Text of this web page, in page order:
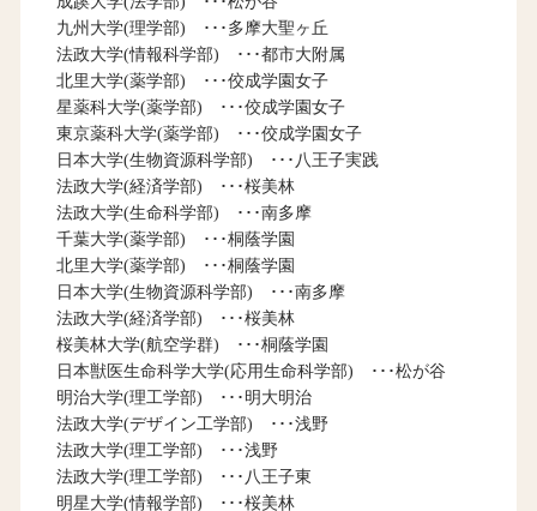
九州大学(理学部) ･･･多摩大聖ヶ丘
法政大学(情報科学部) ･･･都市大附属
北里大学(薬学部) ･･･佼成学園女子
星薬科大学(薬学部) ･･･佼成学園女子
東京薬科大学(薬学部) ･･･佼成学園女子
日本大学(生物資源科学部) ･･･八王子実践
法政大学(経済学部) ･･･桜美林
法政大学(生命科学部) ･･･南多摩
千葉大学(薬学部) ･･･桐蔭学園
北里大学(薬学部) ･･･桐蔭学園
日本大学(生物資源科学部) ･･･南多摩
法政大学(経済学部) ･･･桜美林
桜美林大学(航空学群) ･･･桐蔭学園
日本獣医生命科学大学(応用生命科学部) ･･･松が谷
明治大学(理工学部) ･･･明大明治
法政大学(デザイン工学部) ･･･浅野
法政大学(理工学部) ･･･浅野
法政大学(理工学部) ･･･八王子東
明星大学(情報学部) ･･･桜美林